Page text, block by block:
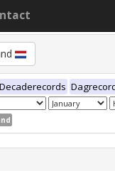
Decaderecords